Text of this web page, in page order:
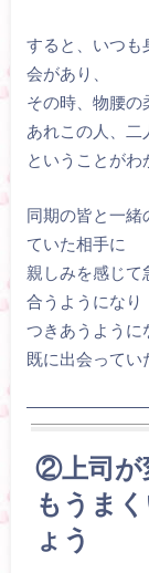
すると、いつも
会があり、
その時、物腰の
あれこの人、二
ということがわ
同期の皆と一緒
ていた相手に
親しみを感じて
合うようになり
つきあうように
既に出会ってい
②上司が
もうま
ょう